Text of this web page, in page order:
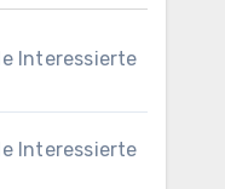
Interessierte
Interessierte